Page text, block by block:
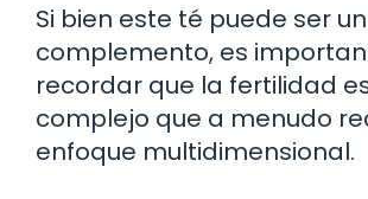
Si bien este té puede ser
complemento, es
recordar que la fertilidad
complejo que a menudo
enfoque multidimensional.